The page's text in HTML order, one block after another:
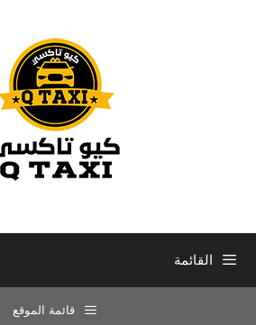
القائمة
قائمة الموقع